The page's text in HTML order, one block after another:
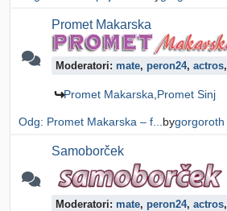
Promet Makarska
Moderatori: mate, peron24, actros,
Promet Makarska Promet Sinj
Odg: Promet Makarska – f... bygorgoroth
Samoborček
Moderatori: mate, peron24, actros,